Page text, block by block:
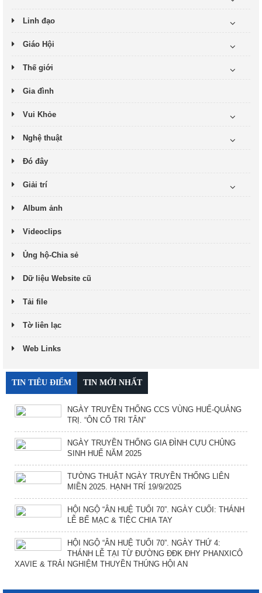
Linh đạo
Giáo Hội
Thế giới
Gia đình
Vui Khỏe
Nghệ thuật
Đó đây
Giải trí
Album ảnh
Videoclips
Ủng hộ-Chia sẻ
Dữ liệu Website cũ
Tải file
Tờ liên lạc
Web Links
TIN TIÊU ĐIỂM TIN MỚI NHẤT
NGÀY TRUYỀN THỐNG CCS VÙNG HUẾ-QUẢNG
TRỊ. “ÔN CỐ TRI TÂN”
NGÀY TRUYỀN THỐNG GIA ĐÌNH CỰU CHỦNG
SINH HUẾ NĂM 2025
TƯỜNG THUẬT NGÀY TRUYỀN THỐNG LIÊN
MIỀN 2025. HẠNH TRÍ 19/9/2025
HỘI NGỘ “ÂN HUỆ TUỔI 70”. NGÀY CUỐI: THÁNH
LỄ BẾ MẠC & TIỆC CHIA TAY
HỘI NGỘ “ÂN HUỆ TUỔI 70”. NGÀY THỨ 4:
THÁNH LỄ TẠI TỪ ĐƯỜNG ĐĐK ĐHY PHANXICÔ
XAVIE & TRẢI NGHIỆM THUYỀN THÚNG HỘI AN